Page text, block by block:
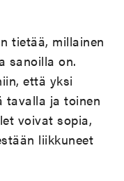
tietää, millainen
sanoilla on.
että yksi
tavalla ja toinen
voivat sopia,
liikkuneet